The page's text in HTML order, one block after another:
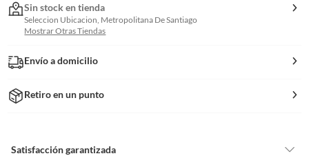
Sin stock en tienda
Seleccion Ubicacion, Metropolitana De Santiago
Mostrar Otras Tiendas
Envío a domicilio
Retiro en un punto
Satisfacción garantizada